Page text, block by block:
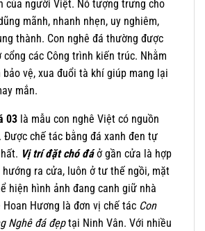
của người Việt. Nó tượng trưng cho
mãnh, nhanh nhẹn, uy nghiêm,
thành. Con nghê đá thường được
các Công trình kiến trúc. Nhằm
vệ, xua đuổi tà khí giúp mang lại
mắn.
03 là mẫu con nghê Việt có nguồn
Được chế tác bằng đá xanh đen tự
Vị trí đặt chó đáở gần cửa là hợp
ra cửa, luôn ở tư thế ngồi, mặt
hiện hình ảnh đang canh giữ nhà
Hương là đơn vị chế tác Con
Nghê đá đẹptại Ninh Vân. Với nhiều